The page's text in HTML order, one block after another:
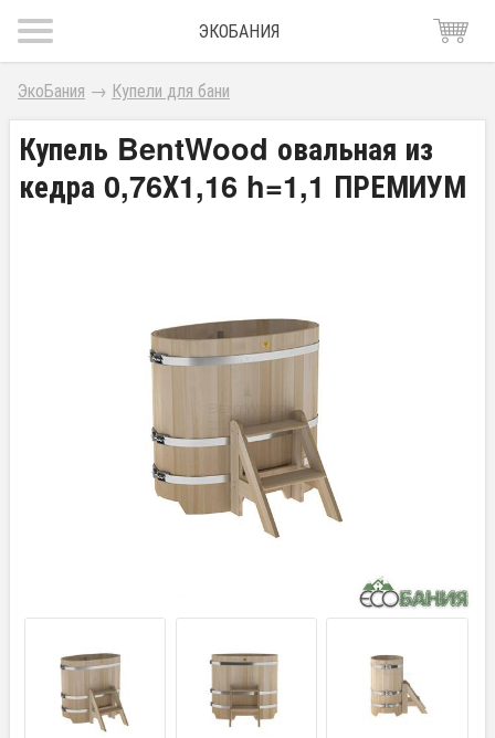
ЭКОБАНИЯ
ЭкоБания → Купели для бани
Купель BentWood овальная из
кедра 0,76Х1,16 h=1,1 ПРЕМИУМ